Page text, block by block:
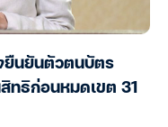
ยืนยันตัวตนบัตร
ทธิก่อนหมดเขต 31